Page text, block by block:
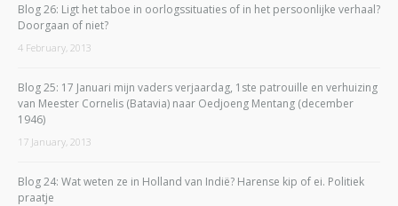
Blog 26: Ligt het taboe in oorlogssituaties of in het persoonlijke verhaal?
Doorgaan of niet?
4 February, 2013
Blog 25: 17 Januari mijn vaders verjaardag, 1ste patrouille en verhuizing
van Meester Cornelis (Batavia) naar Oedjoeng Mentang (december
1946)
17 January, 2013
Blog 24: Wat weten ze in Holland van Indië? Harense kip of ei. Politiek
praatje